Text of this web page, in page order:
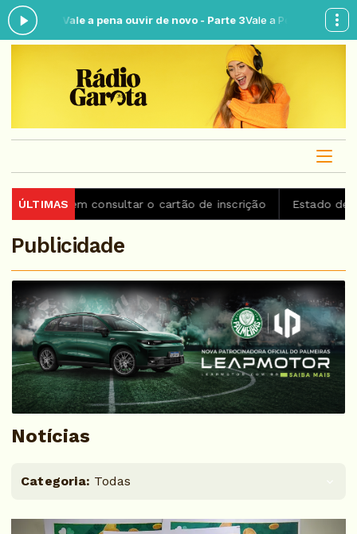
Vale a pena ouvir de novo - Parte 3Vale a Pena Ouvir de Novo das
ÚLTIMAS
consultar o cartão de inscrição Estado de São Paulo
Publicidade
Notícias
Categoria: Todas